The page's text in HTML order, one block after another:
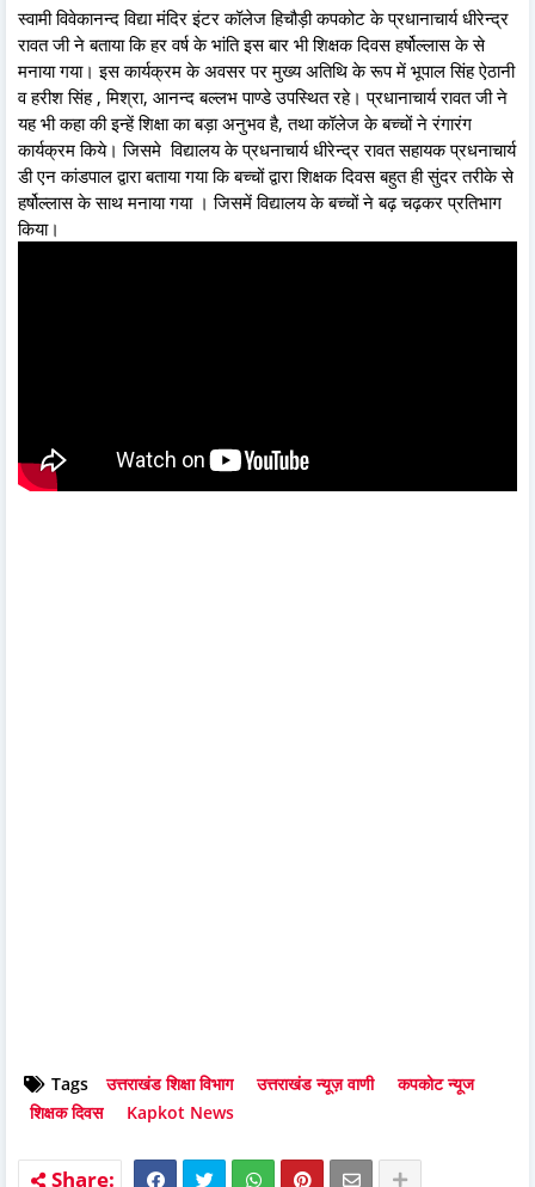
स्वामी विवेकानन्द विद्या मंदिर इंटर कॉलेज हिचौड़ी कपकोट के प्रधानाचार्य धीरेन्द्र
रावत जी ने बताया कि हर वर्ष के भांति इस बार भी शिक्षक दिवस हर्षोल्लास के से
मनाया गया। इस कार्यक्रम के अवसर पर मुख्य अतिथि के रूप में भूपाल सिंह ऐठानी
व हरीश सिंह , मिश्रा, आनन्द बल्लभ पाण्डे उपस्थित रहे। प्रधानाचार्य रावत जी ने
यह भी कहा की इन्हें शिक्षा का बड़ा अनुभव है, तथा कॉलेज के बच्चों ने रंगारंग
कार्यक्रम किये। जिसमे विद्यालय के प्रधनाचार्य धीरेन्द्र रावत सहायक प्रधनाचार्य
डी एन कांडपाल द्वारा बताया गया कि बच्चों द्वारा शिक्षक दिवस बहुत ही सुंदर तरीके से
हर्षोल्लास के साथ मनाया गया । जिसमें विद्यालय के बच्चों ने बढ़ चढ़कर प्रतिभाग
किया।
Tags उत्तराखंड शिक्षा विभाग उत्तराखंड न्यूज़ वाणी
कपकोट न्यूज
शिक्षक दिवस
Kapkot News